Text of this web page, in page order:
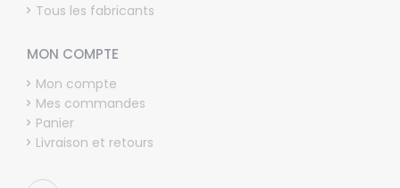
Tous les fabricants
MON COMPTE
Mon compte
Mes commandes
Panier
Livraison et retours